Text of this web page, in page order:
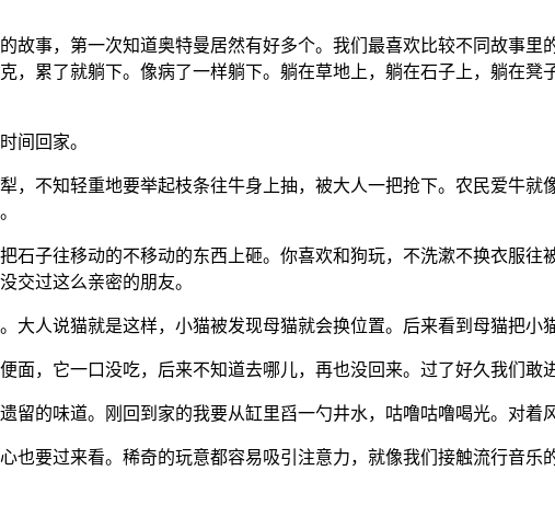
故事，第一次知道奥特曼居然有好多个。我们最喜欢比较不同故事
，累了就躺下。像病了一样躺下。躺在草地上，躺在石子上，躺在
间回家。
，不知轻重地要举起枝条往牛身上抽，被大人一把抢下。农民爱牛
石子往移动的不移动的东西上砸。你喜欢和狗玩，不洗漱不换衣服
交过这么亲密的朋友。
人说猫就是这样，小猫被发现母猫就会换位置。后来看到母猫把小
，它一口没吃，后来不知道去哪儿，再也没回来。过了好久我们敢
的味道。刚回到家的我要从缸里舀一勺井水，咕噜咕噜喝光。对着
要过来看。稀奇的玩意都容易吸引注意力，就像我们接触流行音乐